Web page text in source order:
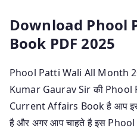
Download Phool
Book PDF 2025
Phool Patti Wali All Month
Kumar Gaurav Sir की
Current Affairs Book है आप
है और अगर आप चाहते है इस